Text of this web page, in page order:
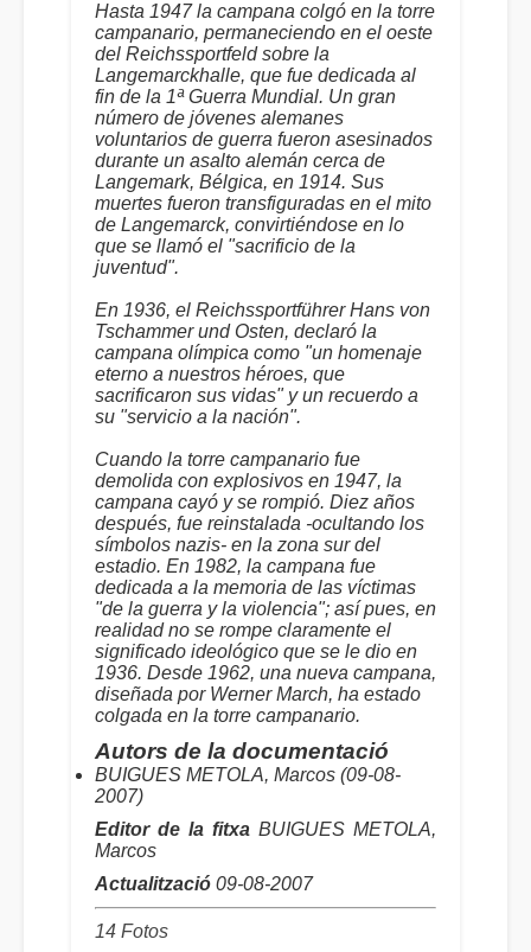
Hasta 1947 la campana colgó en la torre
campanario, permaneciendo en el oeste
del Reichssportfeld sobre la
Langemarckhalle, que fue dedicada al
fin de la 1ª Guerra Mundial. Un gran
número de jóvenes alemanes
voluntarios de guerra fueron asesinados
durante un asalto alemán cerca de
Langemark, Bélgica, en 1914. Sus
muertes fueron transfiguradas en el mito
de Langemarck, convirtiéndose en lo
que se llamó el "sacrificio de la
juventud".
En 1936, el Reichssportführer Hans von
Tschammer und Osten, declaró la
campana olímpica como "un homenaje
eterno a nuestros héroes, que
sacrificaron sus vidas" y un recuerdo a
su "servicio a la nación".
Cuando la torre campanario fue
demolida con explosivos en 1947, la
campana cayó y se rompió. Diez años
después, fue reinstalada -ocultando los
símbolos nazis- en la zona sur del
estadio. En 1982, la campana fue
dedicada a la memoria de las víctimas
"de la guerra y la violencia"; así pues, en
realidad no se rompe claramente el
significado ideológico que se le dio en
1936. Desde 1962, una nueva campana,
diseñada por Werner March, ha estado
colgada en la torre campanario.
Autors de la documentació
BUIGUES METOLA, Marcos (09-08-
2007)
Editor de la fitxa BUIGUES METOLA,
Marcos
Actualització 09-08-2007
14 Fotos